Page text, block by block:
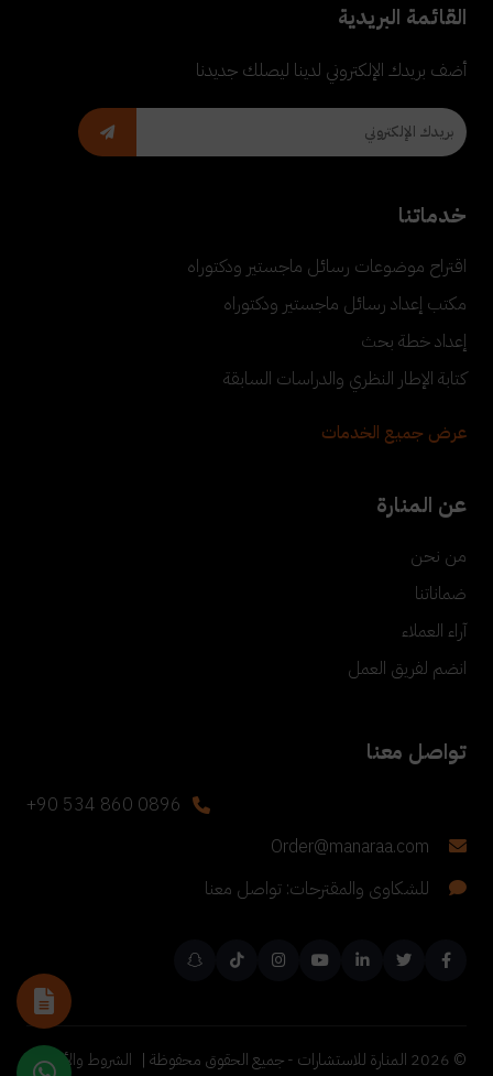
القائمة البريدية
أضف بريدك الإلكتروني لدينا ليصلك جديدنا
خدماتنا
اقتراح موضوعات رسائل ماجستير ودكتوراه
مكتب إعداد رسائل ماجستير ودكتوراه
إعداد خطة بحث
كتابة الإطار النظري والدراسات السابقة
عرض جميع الخدمات
عن المنارة
من نحن
ضماناتنا
آراء العملاء
انضم لفريق العمل
تواصل معنا
+90 534 860 0896
Order@manaraa.com
للشكاوى والمقترحات: تواصل معنا
©
2026 المنارة للاستشارات - جميع الحقوق محفوظة | الشروط والأحكام